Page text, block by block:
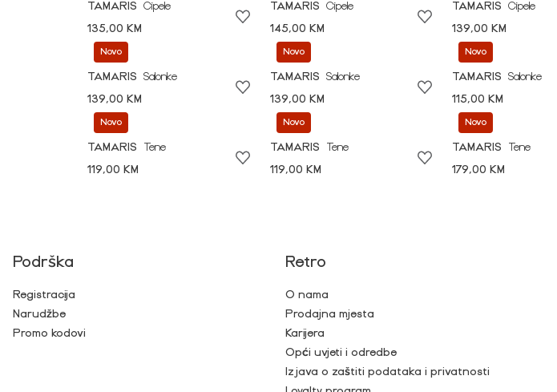
TAMARIS
Cipele
135,00 KM
TAMARIS
Cipele
145,00 KM
TAMARIS
Cipele
139,00 KM
Novo
TAMARIS
Salonke
139,00 KM
Novo
TAMARIS
Salonke
139,00 KM
Novo
TAMARIS
Salonke
115,00 KM
Novo
TAMARIS
Tene
119,00 KM
Novo
TAMARIS
Tene
119,00 KM
Novo
TAMARIS
Tene
179,00 KM
Podrška
Registracija
Narudžbe
Promo kodovi
Retro
O nama
Prodajna mjesta
Karijera
Opći uvjeti i odredbe
Izjava o zaštiti podataka i privatnosti